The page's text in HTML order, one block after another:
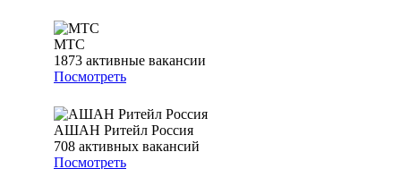
МТС
1873 активные вакансии
Посмотреть
АШАН Ритейл Россия
708 активных вакансий
Посмотреть